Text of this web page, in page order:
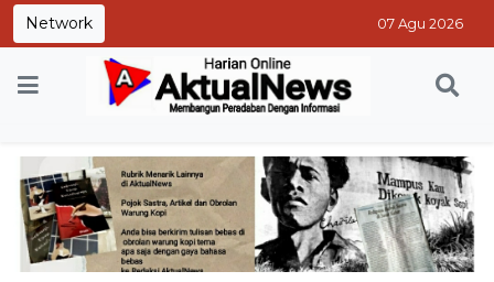
Network 07 Agu 2026